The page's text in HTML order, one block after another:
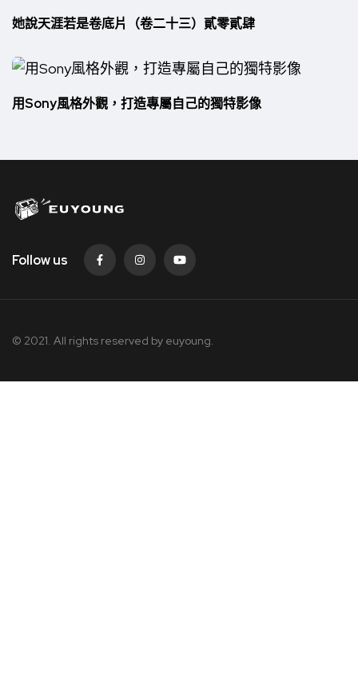
她說天涯若是卷底片（卷二十三）貳零貳肆
用Sony風格外觀，打造專屬自己的獨特影像
Follow us
© 2021. All rights reserved by euyoung.